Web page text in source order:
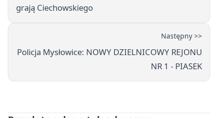
grają Ciechowskiego
Następny >>
Policja Mysłowice: NOWY DZIELNICOWY REJONU
NR 1 - PIASEK